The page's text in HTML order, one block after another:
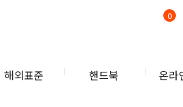
해외표준 핸드북 온라
0